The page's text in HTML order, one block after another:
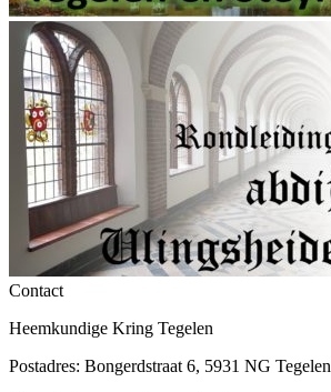
Contact
Heemkundige Kring Tegelen
Postadres: Bongerdstraat 6, 5931 NG Tegelen